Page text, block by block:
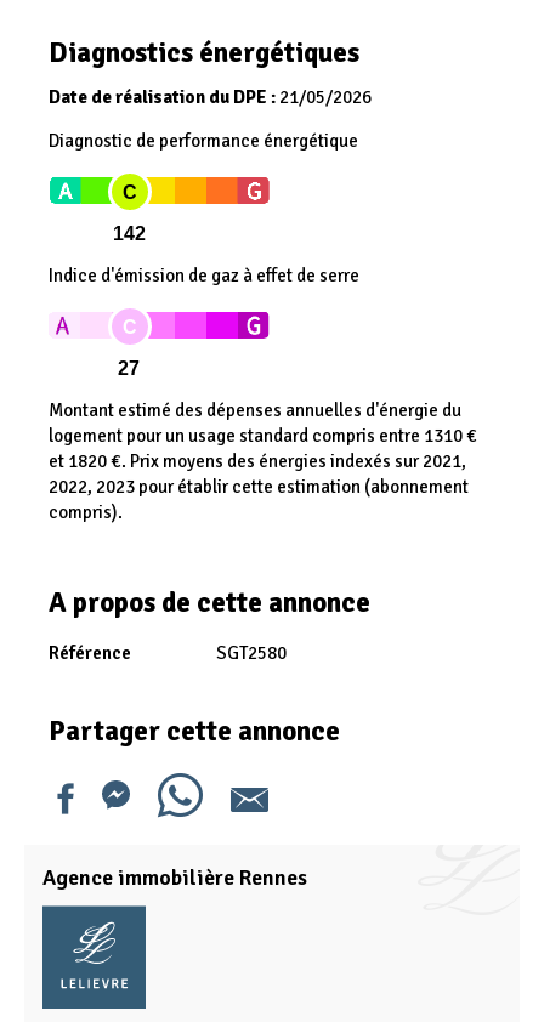
Diagnostics énergétiques
Date de réalisation du DPE : 21/05/2026
Diagnostic de performance énergétique
C
142
Indice d'émission de gaz à effet de serre
C
27
Montant estimé des dépenses annuelles d'énergie du
logement pour un usage standard compris entre 1310 €
et 1820 €. Prix moyens des énergies indexés sur 2021,
2022, 2023 pour établir cette estimation (abonnement
compris).
A propos de cette annonce
Référence SGT2580
Partager cette annonce
Agence immobilière Rennes